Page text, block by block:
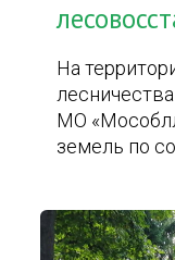
На
МО
земель по